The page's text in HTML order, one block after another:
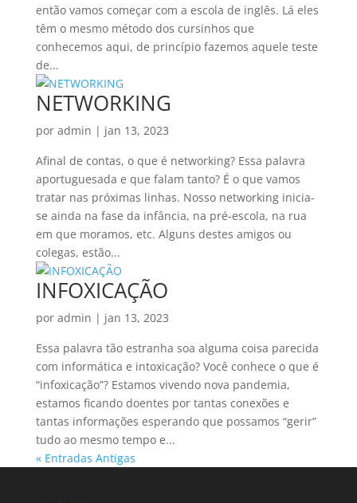
então vamos começar com a escola de inglês. Lá eles
têm o mesmo método dos cursinhos que
conhecemos aqui, de princípio fazemos aquele teste
de...
NETWORKING
por admin | jan 13, 2023
Afinal de contas, o que é networking? Essa palavra
aportuguesada e que falam tanto? É o que vamos
tratar nas próximas linhas. Nosso networking inicia-
se ainda na fase da infância, na pré-escola, na rua
em que moramos, etc. Alguns destes amigos ou
colegas, estão...
INFOXICAÇÃO
por admin | jan 13, 2023
Essa palavra tão estranha soa alguma coisa parecida
com informática e intoxicação? Você conhece o que é
“infoxicação”? Estamos vivendo nova pandemia,
estamos ficando doentes por tantas conexões e
tantas informações esperando que possamos “gerir”
tudo ao mesmo tempo e...
« Entradas Antigas